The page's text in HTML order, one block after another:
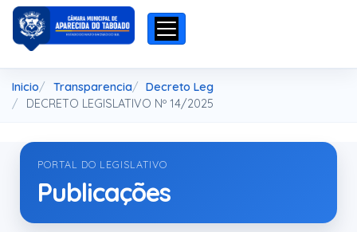
Inicio Transparencia
Decreto Leg
DECRETO LEGISLATIVO Nº 14/2025
PORTAL DO LEGISLATIVO
Publicações